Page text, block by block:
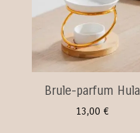
Brule-parfum Hula
13,00€